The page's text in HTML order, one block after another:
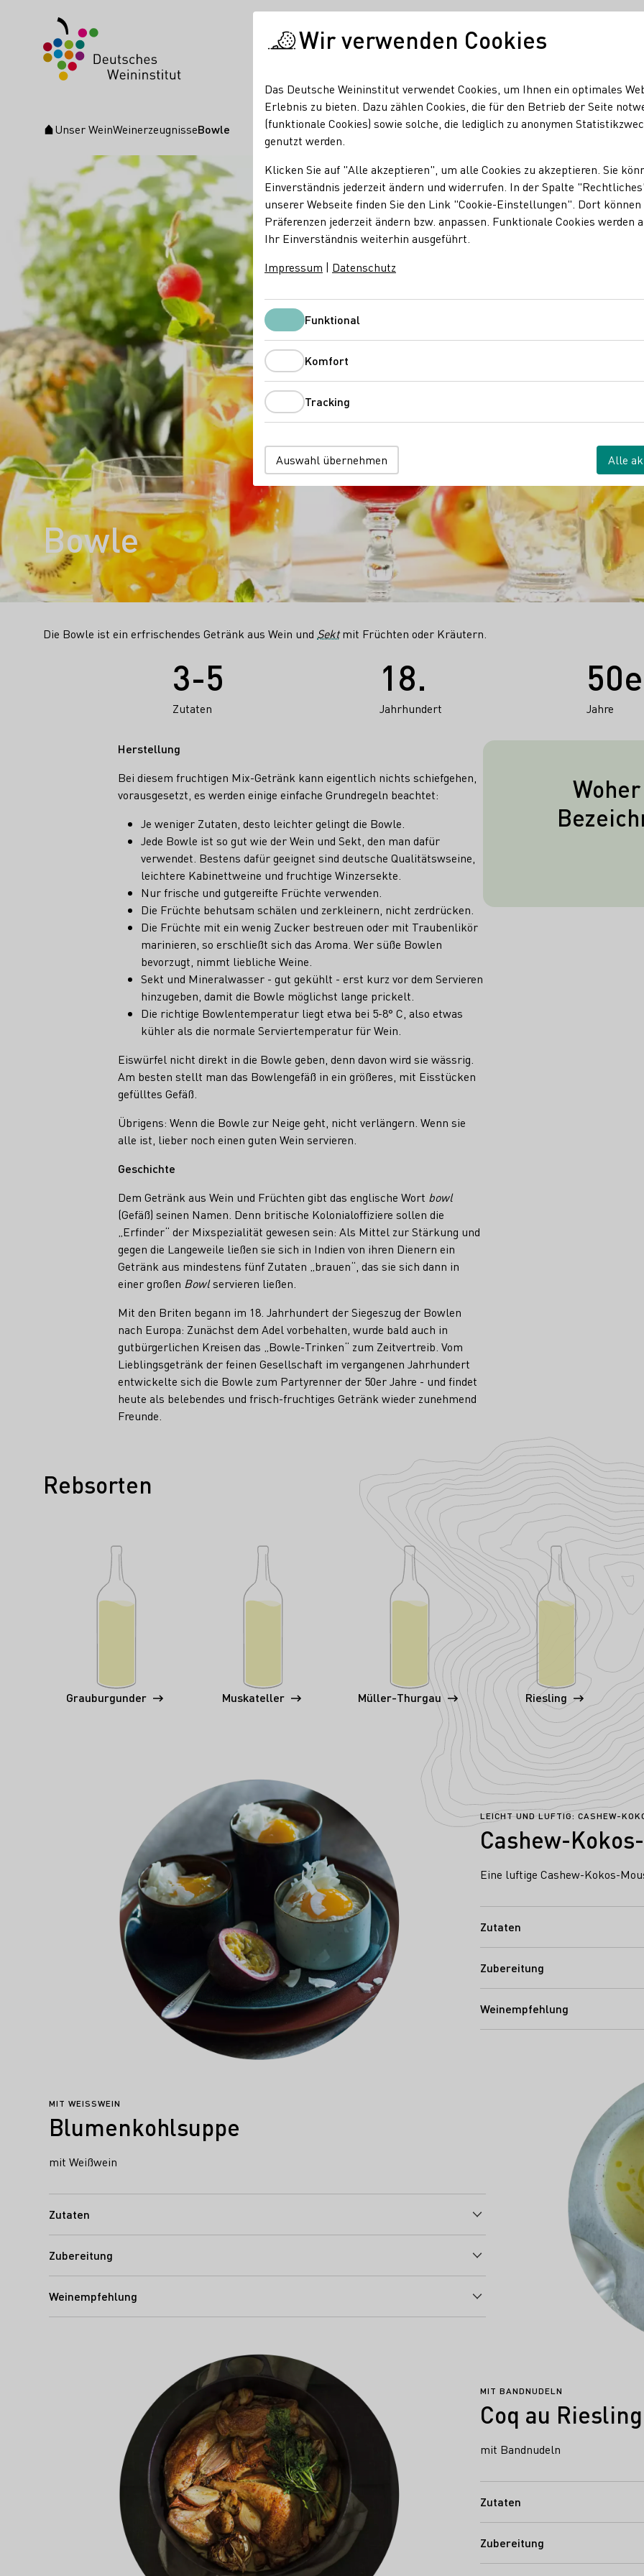
Startseite
Unser WeinWeinerzeugnisseBowle
Bowle
Die Bowle ist ein erfrischendes Getränk aus Wein und Sektmit Früchten oder Kräutern.
3-5
Zutaten
18.
Jahrhundert Jahre
Herstellung
Bei diesem fruchtigen Mix-Getränk kann eigentlich nichts schiefgehen,
vorausgesetzt, es werden einige einfache Grundregeln beachtet:
Je weniger Zutaten, desto leichter gelingt die Bowle.
Jede Bowle ist so gut wie der Wein und Sekt, den man dafür
verwendet. Bestens dafür geeignet sind deutsche Qualitätswseine,
leichtere Kabinettweine und fruchtige Winzersekte.
Nur frische und gutgereifte Früchte verwenden.
Die Früchte behutsam schälen und zerkleinern, nicht zerdrücken.
Die Früchte mit ein wenig Zucker bestreuen oder mit Traubenlikör
marinieren, so erschließt sich das Aroma. Wer süße Bowlen
bevorzugt, nimmt liebliche Weine.
Sekt und Mineralwasser - gut gekühlt - erst kurz vor dem Servieren
hinzugeben, damit die Bowle möglichst lange prickelt.
Die richtige Bowlentemperatur liegt etwa bei 5-8° C, also etwas
kühler als die normale Serviertemperatur für Wein.
Eiswürfel nicht direkt in die Bowle geben, denn davon wird sie wässrig.
Am besten stellt man das Bowlengefäß in ein größeres, mit Eisstücken
gefülltes Gefäß.
Übrigens: Wenn die Bowle zur Neige geht, nicht verlängern. Wenn sie
alle ist, lieber noch einen guten Wein servieren.
Geschichte
Dem Getränk aus Wein und Früchten gibt das englische Wort bowl
(Gefäß) seinen Namen. Denn britische Kolonialoffiziere sollen die
„Erfinder“ der Mixspezialität gewesen sein: Als Mittel zur Stärkung und
gegen die Langeweile ließen sie sich in Indien von ihren Dienern ein
Getränk aus mindestens fünf Zutaten „brauen“, das sie sich dann in
einer großen Bowlservieren ließen.
Mit den Briten begann im 18. Jahrhundert der Siegeszug der Bowlen
nach Europa: Zunächst dem Adel vorbehalten, wurde bald auch in
gutbürgerlichen Kreisen das „Bowle-Trinken“ zum Zeitvertreib. Vom
Lieblingsgetränk der feinen Gesellschaft im vergan­genen Jahrhundert
entwickelte sich die Bowle zum Partyrenner der 50er Jahre - und findet
heute als belebendes und frisch-fruchtiges Getränk wieder zunehmend
Freunde.
Zm
Getränks
häufig leicht
Rebsorten
Grauburgunder Muskateller Müller-Thurgau Riesling
LEICHT UND LUFTIG: CASHEW-
Cashew-
Eine luftige Cashew-Kokos-
Zutaten
Zubereitung
Weinempfehlung
MIT WEISSWEIN
Blumenkohlsuppe
mit Weißwein
Zutaten
Zubereitung
Weinempfehlung
MIT BANDNUDELN
Coq au Riesling
mit Bandnudeln
Zutaten
Zubereitung
Wir verwenden Cookies
Das Deutsche Weininstitut verwendet Cookies, um Ihnen ein optimales
Erlebnis zu bieten. Dazu zählen Cookies, die für den Betrieb der Seite
(funktionale Cookies) sowie solche, die lediglich zu anonymen
genutzt werden.
Klicken Sie auf "Alle akzeptieren", um alle Cookies zu akzeptieren. Sie
Einverständnis jederzeit ändern und widerrufen. In der Spalte
unserer Webseite finden Sie den Link "Cookie-Einstellungen". Dort können
Präferenzen jederzeit ändern bzw. anpassen. Funktionale Cookies werden
Ihr Einverständnis weiterhin ausgeführt.
Impressum | Datenschutz
FunktionalFunktional
Komfort
Tracking
Auswahl übernehmen Alle